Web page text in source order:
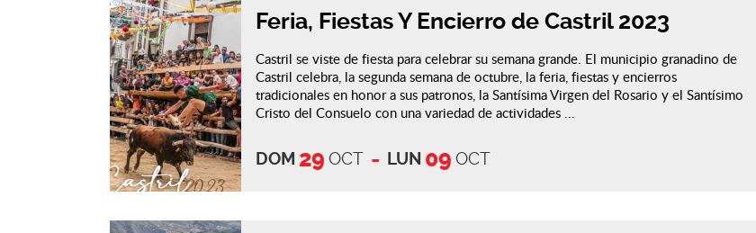
Feria, Fiestas Y Encierro de Castril 2023
Castril se viste de fiesta para celebrar su semana grande. El municipio granadino de
Castril celebra, la segunda semana de octubre, la feria, fiestas y encierros
tradicionales en honor a sus patronos, la Santísima Virgen del Rosario y el Santísimo
Cristo del Consuelo con una variedad de actividades ...
DOM 29 OCT LUN 09 OCT